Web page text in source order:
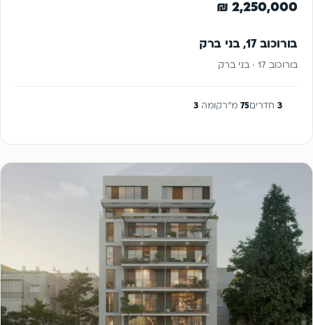
2,250,000 ₪
בורוכוב 17, בני ברק
בורוכוב 17 · בני ברק
3 חדרים75 מ"רקומה3